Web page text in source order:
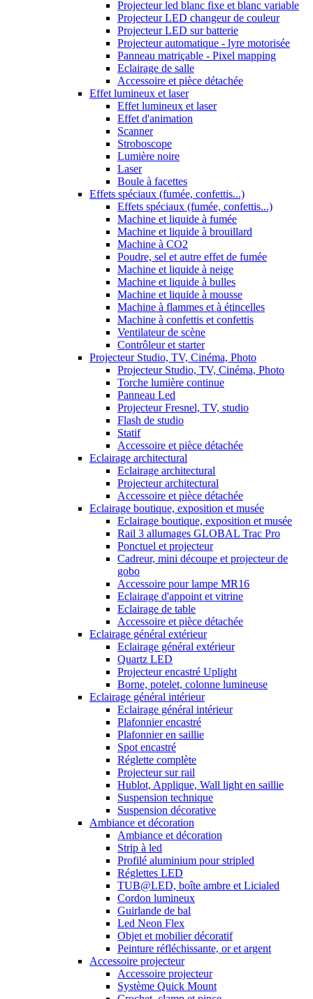
Projecteur led blanc fixe et blanc variable
Projecteur LED changeur de couleur
Projecteur LED sur batterie
Projecteur automatique - lyre motorisée
Panneau matriçable - Pixel mapping
Eclairage de salle
Accessoire et pièce détachée
Effet lumineux et laser
Effet lumineux et laser
Effet d'animation
Scanner
Stroboscope
Lumière noire
Laser
Boule à facettes
Effets spéciaux (fumée, confettis...)
Effets spéciaux (fumée, confettis...)
Machine et liquide à fumée
Machine et liquide à brouillard
Machine à CO2
Poudre, sel et autre effet de fumée
Machine et liquide à neige
Machine et liquide à bulles
Machine et liquide à mousse
Machine à flammes et à étincelles
Machine à confettis et confettis
Ventilateur de scène
Contrôleur et starter
Projecteur Studio, TV, Cinéma, Photo
Projecteur Studio, TV, Cinéma, Photo
Torche lumière continue
Panneau Led
Projecteur Fresnel, TV, studio
Flash de studio
Statif
Accessoire et pièce détachée
Eclairage architectural
Eclairage architectural
Projecteur architectural
Accessoire et pièce détachée
Eclairage boutique, exposition et musée
Eclairage boutique, exposition et musée
Rail 3 allumages GLOBAL Trac Pro
Ponctuel et projecteur
Cadreur, mini découpe et projecteur de
gobo
Accessoire pour lampe MR16
Eclairage d'appoint et vitrine
Eclairage de table
Accessoire et pièce détachée
Eclairage général extérieur
Eclairage général extérieur
Quartz LED
Projecteur encastré Uplight
Borne, potelet, colonne lumineuse
Eclairage général intérieur
Eclairage général intérieur
Plafonnier encastré
Plafonnier en saillie
Spot encastré
Réglette complète
Projecteur sur rail
Hublot, Applique, Wall light en saillie
Suspension technique
Suspension décorative
Ambiance et décoration
Ambiance et décoration
Strip à led
Profilé aluminium pour stripled
Réglettes LED
TUB@LED, boîte ambre et Licialed
Cordon lumineux
Guirlande de bal
Led Neon Flex
Objet et mobilier décoratif
Peinture réfléchissante, or et argent
Accessoire projecteur
Accessoire projecteur
Système Quick Mount